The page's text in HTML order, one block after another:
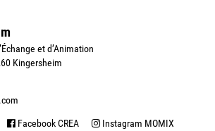
et d’Animation
Kingersheim
Facebook CREA Instagram MOMIX